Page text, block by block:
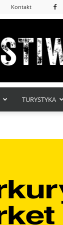
Kontakt
TURYSTYKA